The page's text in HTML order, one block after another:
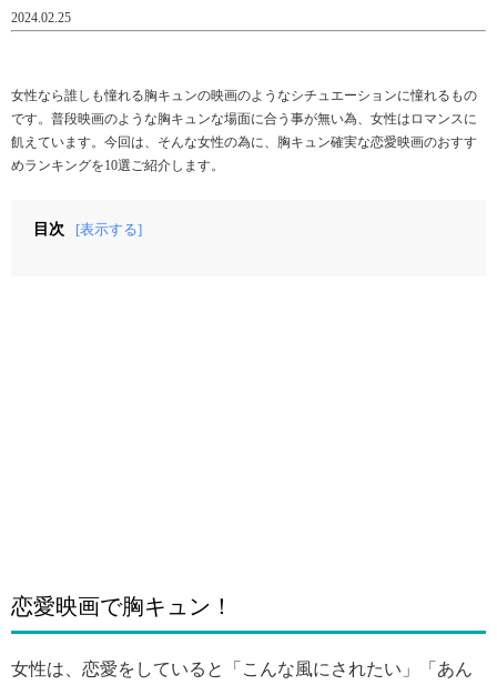
2024.02.25
女性なら誰しも憧れる胸キュンの映画のようなシチュエーションに憧れるもの
です。普段映画のような胸キュンな場面に合う事が無い為、女性はロマンスに
飢えています。今回は、そんな女性の為に、胸キュン確実な恋愛映画のおすす
めランキングを10選ご紹介します。
目次 [表示する]
恋愛映画で胸キュン！
女性は、恋愛をしていると「こんな風にされたい」「あん